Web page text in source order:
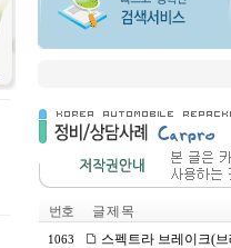
번호 글 제 목
1063 스펙트라 브레이크(